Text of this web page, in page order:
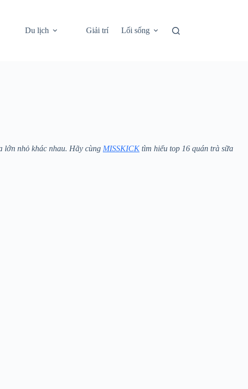
Du lịch Giải trí Lối sống
lớn nhỏ khác nhau. Hãy cùng MISSKICKtìm hiểu top 16 quán trà sữa